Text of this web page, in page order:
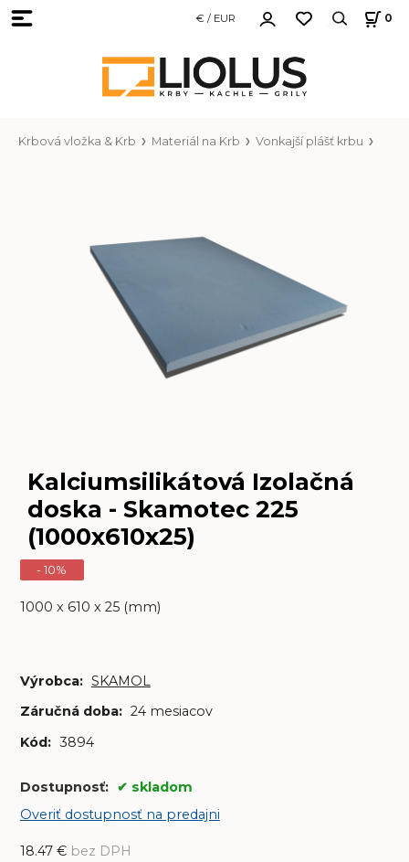
€ / EUR 0
Krbová vložka & Krb Materiál na Krb Vonkajší plášť krbu
Kalciumsilikátová Izolačná
doska - Skamotec 225
(1000x610x25)
- 10%
1000 x 610 x 25 (mm)
Výrobca: SKAMOL
Záručná doba: 24 mesiacov
Kód: 3894
Dostupnosť:
skladom
Overiť dostupnosť na predajni
18.47€ bez DPH